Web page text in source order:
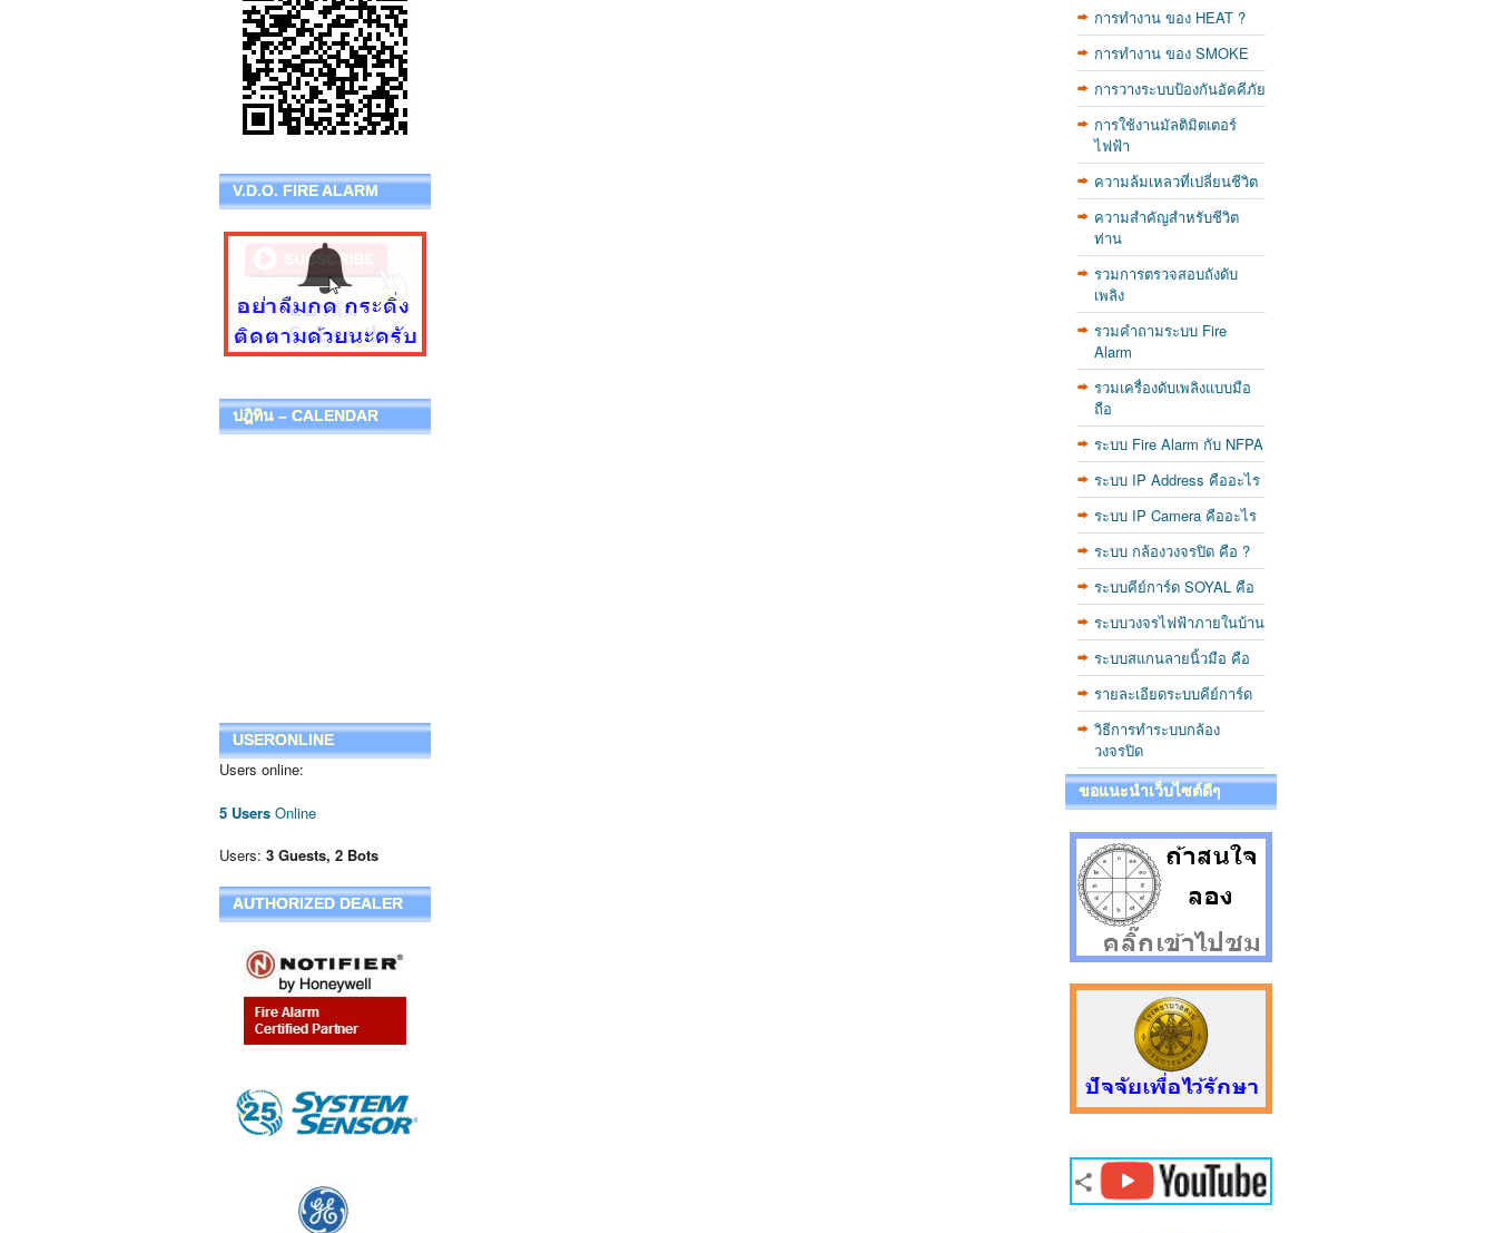
V.D.O. FIRE ALARM
ปฎิทิน – CALENDAR
USERONLINE
Users online:
5 Users Online
Users: 3 Guests, 2 Bots
AUTHORIZED DEALER
การทำงาน ของ HEAT ?
การทำงาน ของ SMOKE
การวางระบบป้องกันอัคคีภัย
การใช้งานมัลติมิตเตอร์
ไฟฟ้า
ความล้มเหลวที่เปลี่ยนชีวิต
ความสำคัญสำหรับชีวิต
ท่าน
รวมการตรวจสอบถังดับ
เพลิง
รวมคำถามระบบ Fire
Alarm
รวมเครื่องดับเพลิงแบบมือ
ถือ
ระบบ Fire Alarm กับ NFPA
ระบบ IP Address คืออะไร
ระบบ IP Camera คืออะไร
ระบบ กล้องวงจรปิด คือ ?
ระบบคีย์การ์ด SOYAL คือ
ระบบวงจรไฟฟ้าภายในบ้าน
ระบบสแกนลายนิ้วมือ คือ
รายละเอียดระบบคีย์การ์ด
วิธีการทำระบบกล้อง
วงจรปิด
ขอแนะนำเว็บไซต์ดีๆ